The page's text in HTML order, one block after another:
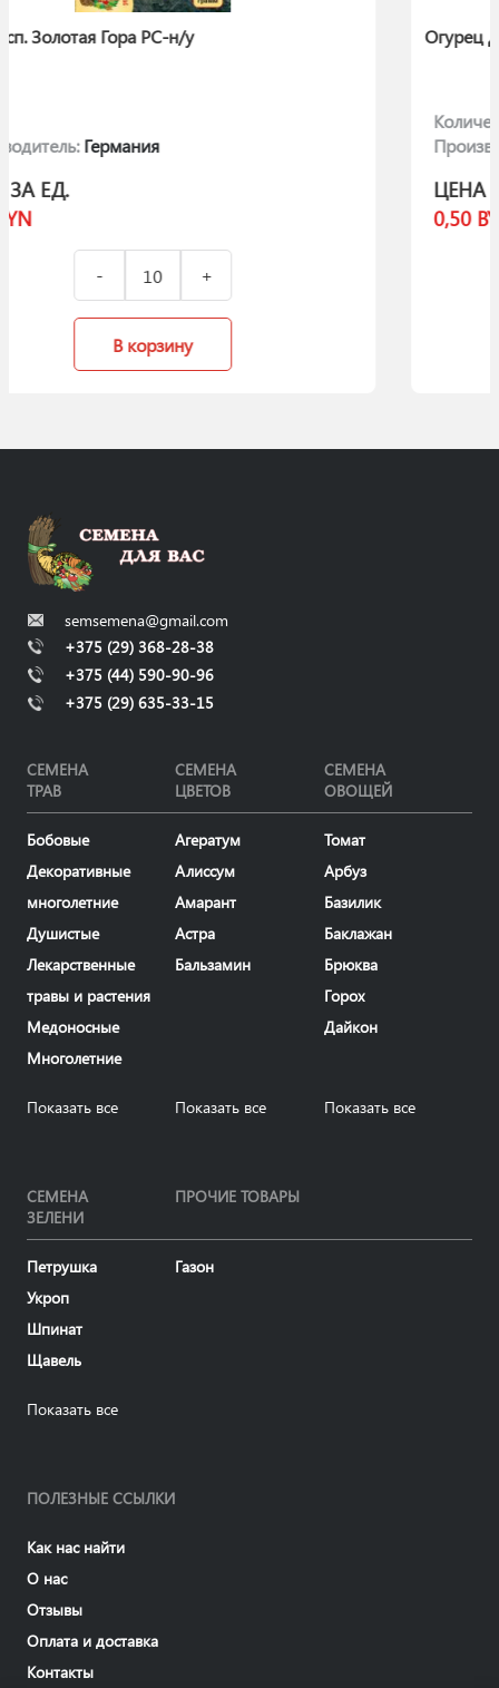
Огурец Длинный Зеленый (Лонг
semsemena@gmail.com
+375 (29) 368-28-38
+375 (44) 590-90-96
+375 (29) 635-33-15
СЕМЕНА
ТРАВ
СЕМЕНА
ЦВЕТОВ
СЕМЕНА
ОВОЩЕЙ
Бобовые
Декоративные
многолетние
Душистые
Лекарственные
травы и растения
Медоносные
Многолетние
Показать все
Агератум
Алиссум
Амарант
Астра
Бальзамин
Показать все
Томат
Арбуз
Базилик
Баклажан
Брюква
Горох
Дайкон
Показать все
СЕМЕНА
ЗЕЛЕНИ
ПРОЧИЕ ТОВАРЫ
Петрушка
Укроп
Шпинат
Щавель
Показать все
Газон
ПОЛЕЗНЫЕ ССЫЛКИ
Как нас найти
О нас
Отзывы
Оплата и доставка
Контакты